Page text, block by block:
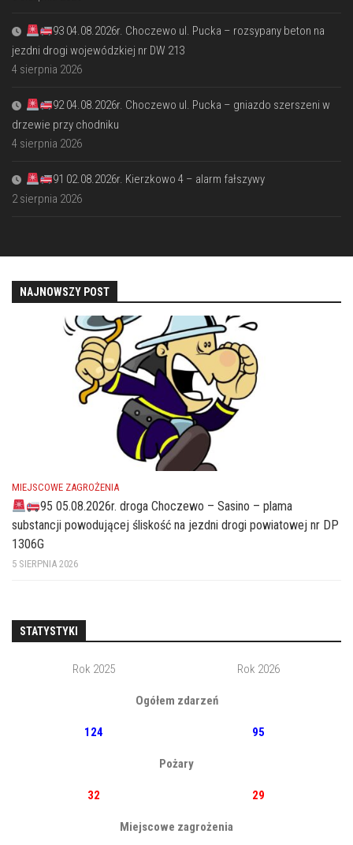
93 04.08.2026r. Choczewo ul. Pucka – rozsypany beton na
jezdni drogi wojewódzkiej nr DW 213
4 sierpnia 2026
92 04.08.2026r. Choczewo ul. Pucka – gniazdo szerszeni w
drzewie przy chodniku
4 sierpnia 2026
91 02.08.2026r. Kierzkowo 4 – alarm fałszywy
2 sierpnia 2026
NAJNOWSZY POST
MIEJSCOWE ZAGROŻENIA
95 05.08.2026r. droga Choczewo – Sasino – plama
substancji powodującej śliskość na jezdni drogi powiatowej nr DP
1306G
5 SIERPNIA 2026
STATYSTYKI
Rok 2025 Rok 2026
Ogółem zdarzeń
124 95
Pożary
32 29
Miejscowe zagrożenia